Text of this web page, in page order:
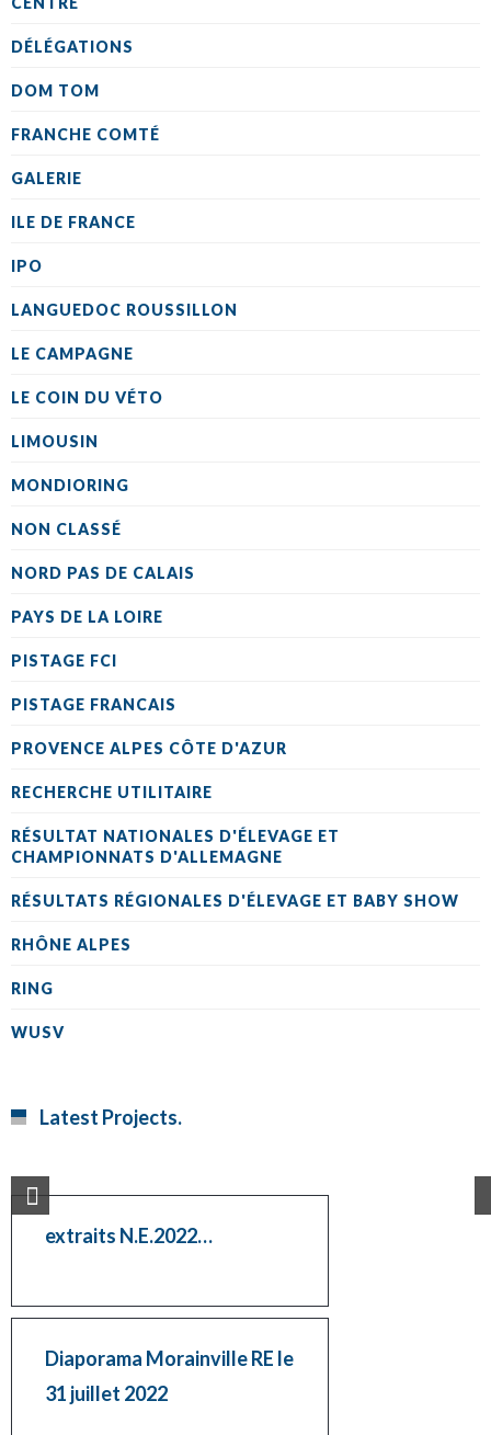
DÉLÉGATIONS
DOM TOM
FRANCHE COMTÉ
GALERIE
ILE DE FRANCE
IPO
LANGUEDOC ROUSSILLON
LE CAMPAGNE
LE COIN DU VÉTO
LIMOUSIN
MONDIORING
NON CLASSÉ
NORD PAS DE CALAIS
PAYS DE LA LOIRE
PISTAGE FCI
PISTAGE FRANCAIS
PROVENCE ALPES CÔTE D'AZUR
RECHERCHE UTILITAIRE
RÉSULTAT NATIONALES D'ÉLEVAGE ET
CHAMPIONNATS D'ALLEMAGNE
RÉSULTATS RÉGIONALES D'ÉLEVAGE ET BABY SHOW
RHÔNE ALPES
RING
WUSV
Latest Projects.
extraits N.E.2022…
Diaporama Morainville RE le
31 juillet 2022